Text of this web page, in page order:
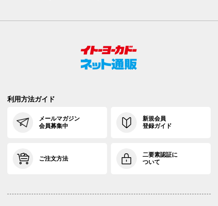
利用方法ガイド
メールマガジン
会員募集中
新規会員
登録ガイド
ご注文方法
二要素認証に
ついて